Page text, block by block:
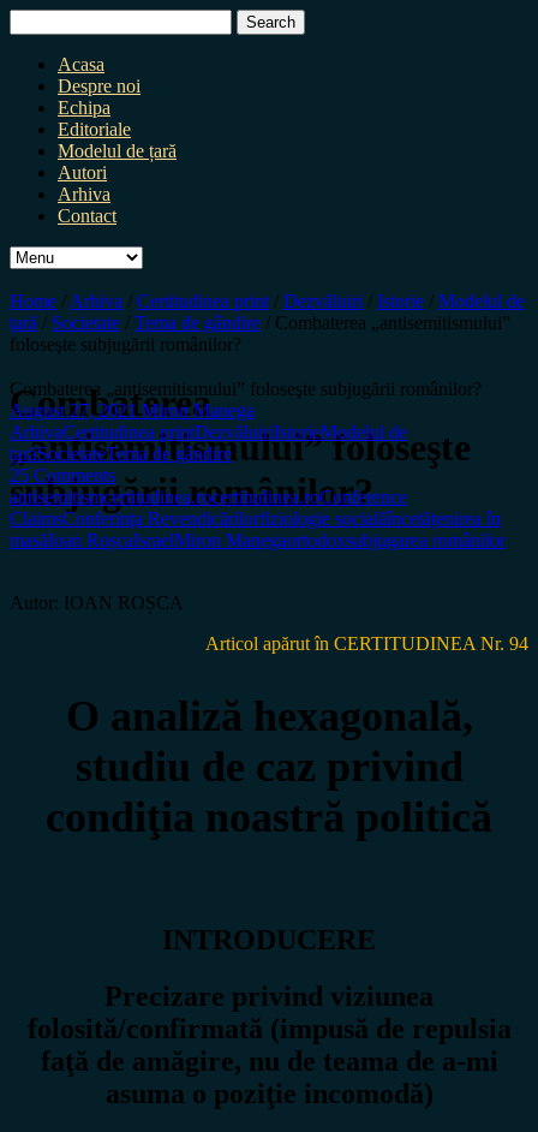
for:
Acasa
Despre noi
Echipa
Editoriale
Modelul de țară
Autori
Arhiva
Contact
Home / Arhiva / Certitudinea print / Dezvăluiri / Istorie / Modelul de
țară / Societate / Tema de gândire / Combaterea „antisemitismului”
foloseşte subjugării românilor?
Combaterea
„antisemitismului” foloseşte
subjugării românilor?
Combaterea „antisemitismului” foloseşte subjugării românilor?
August 27, 2021Miron Manega
ArhivaCertitudinea printDezvăluiriIstorieModelul de
țarăSocietateTema de gândire
25 Comments
antisemitismcertitudinea.rocertitudinea.roConference
ClaimsConferinţa Revendicărilorfiziologie socialăîncetățenirea în
masăIoan RoșcaIsraelMiron Manegaortodoxsubjugarea românilor
Autor: IOAN ROȘCA
Articol apărut în CERTITUDINEA Nr. 94
O analiză hexagonală,
studiu de caz privind
condiţia noastră politică
INTRODUCERE
Precizare privind viziunea
folosită/confirmată (impusă de repulsia
faţă de amăgire, nu de teama de a-mi
asuma o poziţie incomodă)